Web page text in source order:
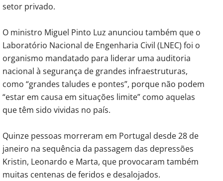
setor privado.
O ministro Miguel Pinto Luz anunciou também que o
Laboratório Nacional de Engenharia Civil (LNEC) foi o
organismo mandatado para liderar uma auditoria
nacional à segurança de grandes infraestruturas,
como “grandes taludes e pontes”, porque não podem
“estar em causa em situações limite” como aquelas
que têm sido vividas no país.
Quinze pessoas morreram em Portugal desde 28 de
janeiro na sequência da passagem das depressões
Kristin, Leonardo e Marta, que provocaram também
muitas centenas de feridos e desalojados.